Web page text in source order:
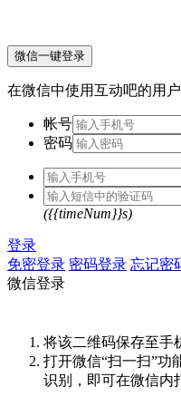
微信一键登录
在微信中使用互动吧的用
帐号
密码
({{timeNum}}s)
登录
免密登录 密码登录 忘记密
微信登录
将该二维码保存至手
打开微信“扫一扫”功
识别，即可在微信内